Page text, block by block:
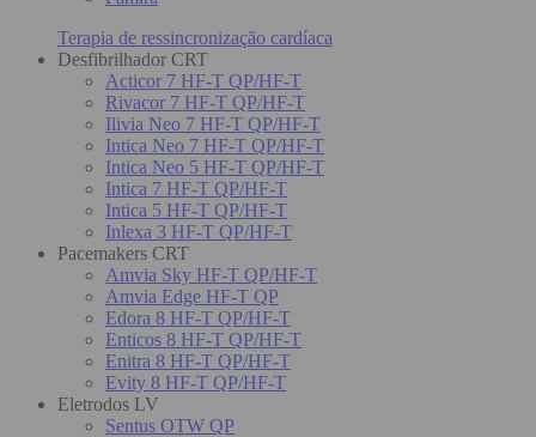
Terapia de ressincronização cardíaca
Desfibrilhador CRT
Acticor 7 HF-T QP/HF-T
Rivacor 7 HF-T QP/HF-T
Ilivia Neo 7 HF-T QP/HF-T
Intica Neo 7 HF-T QP/HF-T
Intica Neo 5 HF-T QP/HF-T
Intica 7 HF-T QP/HF-T
Intica 5 HF-T QP/HF-T
Inlexa 3 HF-T QP/HF-T
Pacemakers CRT
Amvia Sky HF-T QP/HF-T
Amvia Edge HF-T QP
Edora 8 HF-T QP/HF-T
Enticos 8 HF-T QP/HF-T
Enitra 8 HF-T QP/HF-T
Evity 8 HF-T QP/HF-T
Eletrodos LV
Sentus OTW QP